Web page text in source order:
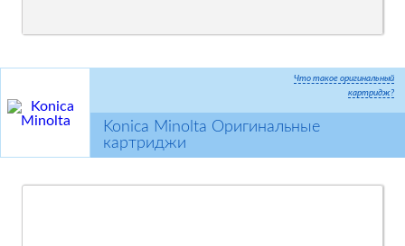
Что такое оригинальный
картридж?
Konica Minolta Оригинальные
картриджи